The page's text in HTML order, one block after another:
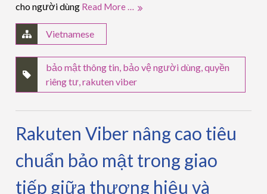
cho người dùng Read More …
Vietnamese
bảo mật thông tin, bảo vệ người dùng,quyền
riêng tư,rakuten viber
Rakuten Viber nâng cao tiêu
chuẩn bảo mật trong giao
tiếp giữa thương hiệu và